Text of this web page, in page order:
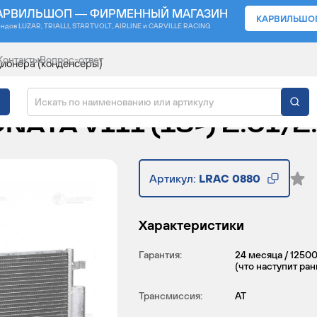
— ФИРМЕННЫЙ МАГАЗИН
LUZAR, TRIALLI, STARTVOLT, AIRLINE и CARVILLE RACING
Вопрос-ответ
(конденсеры)
ДЛЯ
VIII (19-) 2.0I/
Артикул: LRAC 0880
Характеристики
Гарантия:
24 месяца /
(что наступит
Трансмиссия: AT